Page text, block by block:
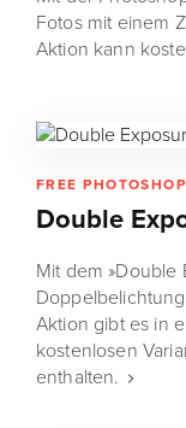
Fotos mit einem
Aktion kann
FREE
Double
Mit dem »Double
Aktion gibt es in
kostenlosen
enthalten.